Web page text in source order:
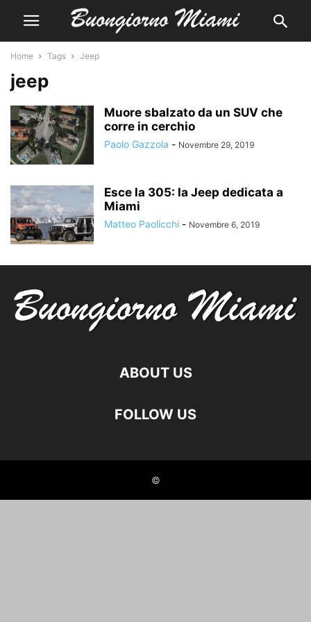
Home Tags Jeep
jeep
Muore sbalzato da un SUV che
corre in cerchio
Paolo Gazzola - Novembre 29, 2019
Esce la 305: la Jeep dedicata a
Miami
Matteo Paolicchi - Novembre 6, 2019
ABOUT US
FOLLOW US
©